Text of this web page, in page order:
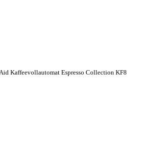
Kaffeevollautomat Espresso Collection KF8